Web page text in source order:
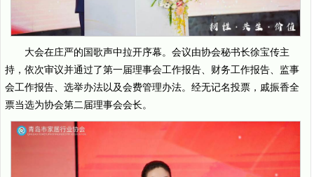
大会在庄严的国歌声中拉开序幕。会议由协会秘书长徐宝传主
持，依次审议并通过了第一届理事会工作报告、财务工作报告、监事
会工作报告、选举办法以及会费管理办法。经无记名投票，戚振香全
票当选为协会第二届理事会会长。